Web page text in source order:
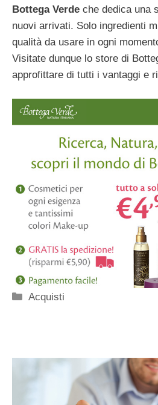
Bottega Verde che dedica una
nuovi arrivati. Solo ingredienti
qualità da usare in ogni
Visitate dunque lo store di
approfittare di tutti i vantaggi e
Categorie
Acquisti